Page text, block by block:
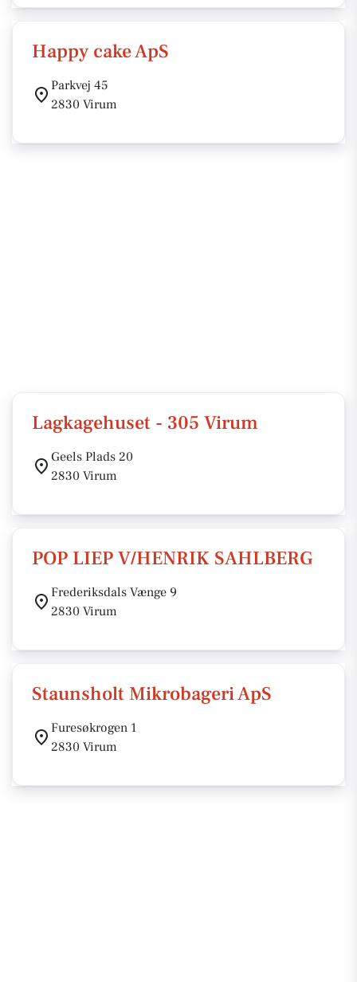
Happy cake ApS
Parkvej 45
2830 Virum
Lagkagehuset - 305 Virum
Geels Plads 20
2830 Virum
POP LIEP V/HENRIK SAHLBERG
Frederiksdals Vænge 9
2830 Virum
Staunsholt Mikrobageri ApS
Furesøkrogen 1
2830 Virum